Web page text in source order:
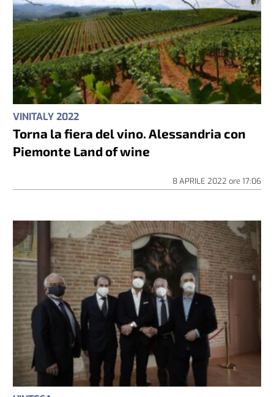
VINITALY 2022
Torna la fiera del vino. Alessandria con
Piemonte Land of wine
8 APRILE 2022 ore 17:06